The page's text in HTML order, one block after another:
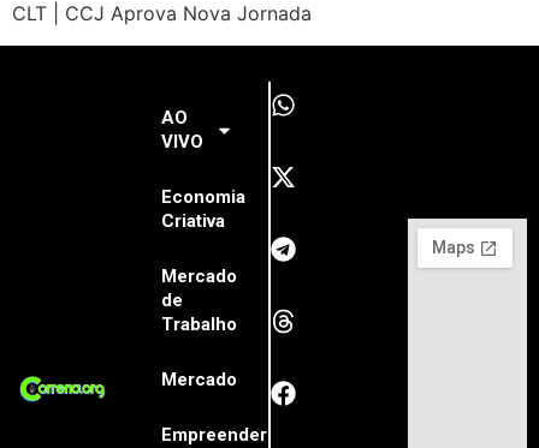
CLT | CCJ Aprova Nova Jornada
AO
VIVO
Economia
Criativa
Mercado
de
Trabalho
Mercado
Empreender